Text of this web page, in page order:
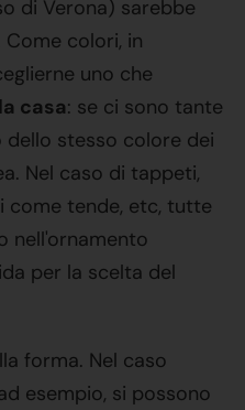
di Verona) sarebbe
colori, in
uno che
casa: se ci sono tante
dello stesso colore dei
Nel caso di tappeti,
come tende, etc, tutte
nell'ornamento
per la scelta del
forma. Nel caso
esempio, si possono